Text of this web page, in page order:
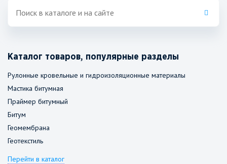
Каталог товаров, популярные разделы
Рулонные кровельные и гидроизоляционные материалы
Мастика битумная
Праймер битумный
Битум
Геомембрана
Геотекстиль
Перейти в каталог